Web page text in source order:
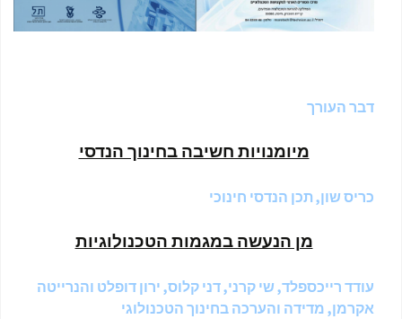
דבר העורך
מיומנויות חשיבה בחינוך הנדסי
כריס שון, תכן הנדסי חינוכי
מן הנעשה במגמות הטכנולוגיות
עודד רייכספלד, שי קרני, דני קלוס, ירון דופלט והנרייטה
אקרמן, מדידה והערכה בחינוך הטכנולוגי